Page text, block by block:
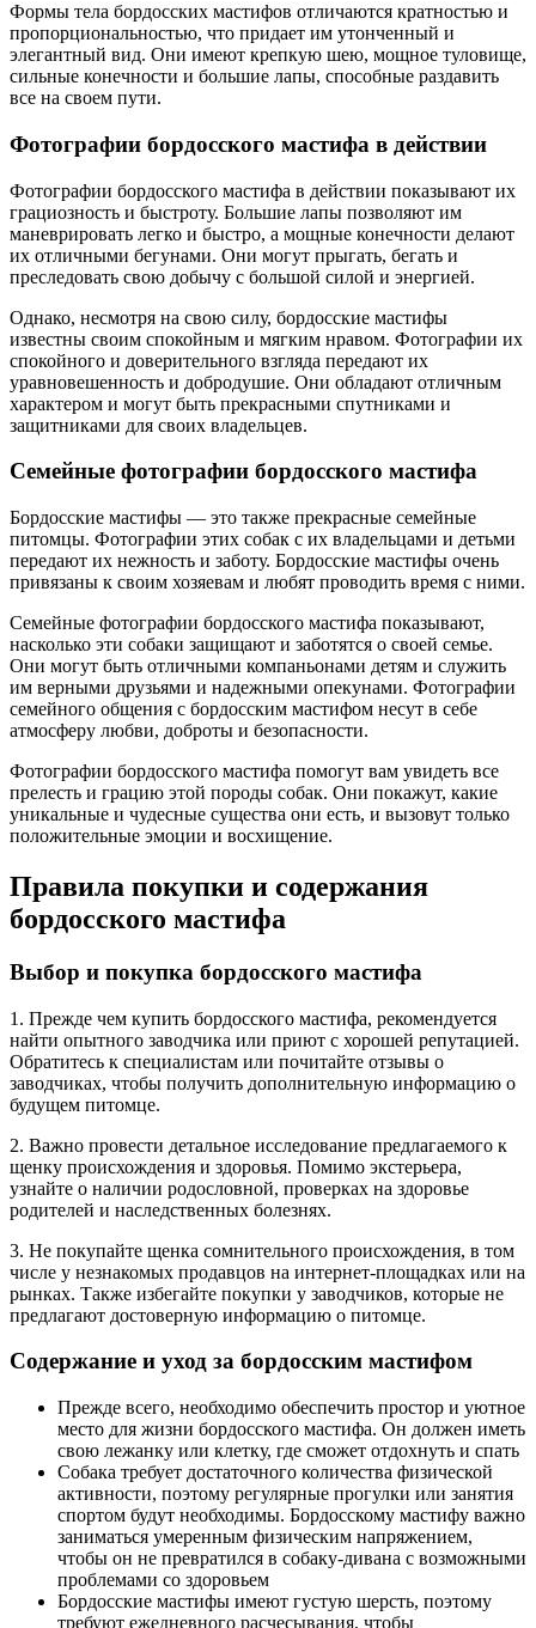
Формы тела бордосских мастифов отличаются кратностью и
пропорциональностью, что придает им утонченный и
элегантный вид. Они имеют крепкую шею, мощное туловище,
сильные конечности и большие лапы, способные раздавить
все на своем пути.
Фотографии бордосского мастифа в действии
Фотографии бордосского мастифа в действии показывают их
грациозность и быстроту. Большие лапы позволяют им
маневрировать легко и быстро, а мощные конечности делают
их отличными бегунами. Они могут прыгать, бегать и
преследовать свою добычу с большой силой и энергией.
Однако, несмотря на свою силу, бордосские мастифы
известны своим спокойным и мягким нравом. Фотографии их
спокойного и доверительного взгляда передают их
уравновешенность и добродушие. Они обладают отличным
характером и могут быть прекрасными спутниками и
защитниками для своих владельцев.
Семейные фотографии бордосского мастифа
Бордосские мастифы — это также прекрасные семейные
питомцы. Фотографии этих собак с их владельцами и детьми
передают их нежность и заботу. Бордосские мастифы очень
привязаны к своим хозяевам и любят проводить время с ними.
Семейные фотографии бордосского мастифа показывают,
насколько эти собаки защищают и заботятся о своей семье.
Они могут быть отличными компаньонами детям и служить
им верными друзьями и надежными опекунами. Фотографии
семейного общения с бордосским мастифом несут в себе
атмосферу любви, доброты и безопасности.
Фотографии бордосского мастифа помогут вам увидеть все
прелесть и грацию этой породы собак. Они покажут, какие
уникальные и чудесные существа они есть, и вызовут только
положительные эмоции и восхищение.
Правила покупки и содержания
бордосского мастифа
Выбор и покупка бордосского мастифа
1. Прежде чем купить бордосского мастифа, рекомендуется
найти опытного заводчика или приют с хорошей репутацией.
Обратитесь к специалистам или почитайте отзывы о
заводчиках, чтобы получить дополнительную информацию о
будущем питомце.
2. Важно провести детальное исследование предлагаемого к
щенку происхождения и здоровья. Помимо экстерьера,
узнайте о наличии родословной, проверках на здоровье
родителей и наследственных болезнях.
3. Не покупайте щенка сомнительного происхождения, в том
числе у незнакомых продавцов на интернет-площадках или на
рынках. Также избегайте покупки у заводчиков, которые не
предлагают достоверную информацию о питомце.
Содержание и уход за бордосским мастифом
Прежде всего, необходимо обеспечить простор и уютное
место для жизни бордосского мастифа. Он должен иметь
свою лежанку или клетку, где сможет отдохнуть и спать
Собака требует достаточного количества физической
активности, поэтому регулярные прогулки или занятия
спортом будут необходимы. Бордосскому мастифу важно
заниматься умеренным физическим напряжением,
чтобы он не превратился в собаку-дивана с возможными
проблемами со здоровьем
Бордосские мастифы имеют густую шерсть, поэтому
требуют ежедневного расчесывания, чтобы